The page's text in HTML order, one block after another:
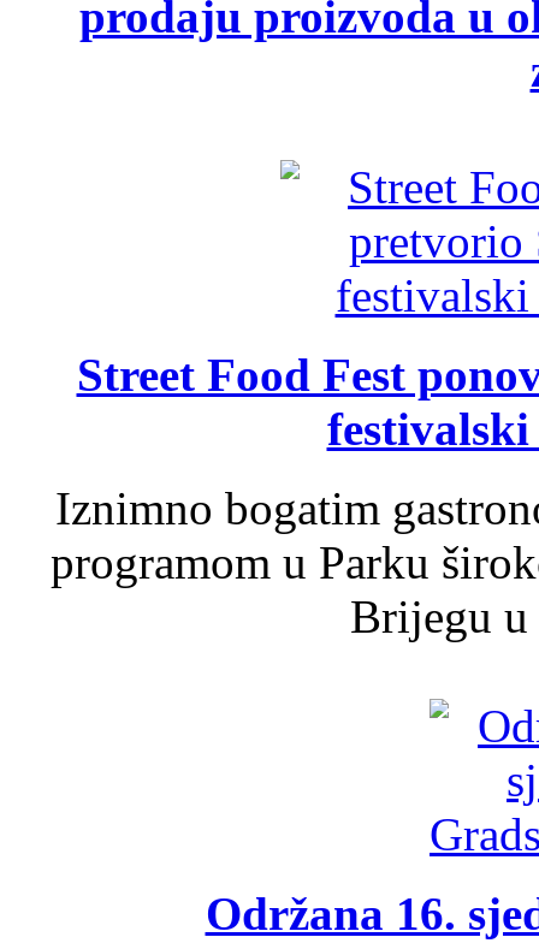
prodaju proizvoda u
Street Food Fest
Iznimno bogatim
programom u Parku
Brijegu u
Održana 16.